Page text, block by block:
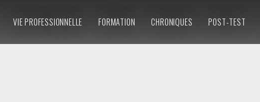
VIE PROFESSIONNELLE FORMATION CHRONIQUES POST-TEST